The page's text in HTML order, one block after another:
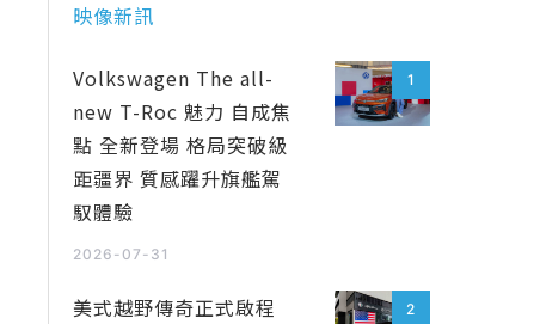
映像新訊
1
Volkswagen The all-
new T-Roc 魅力 自成焦
點 全新登場 格局突破級
距疆界 質感躍升旗艦駕
馭體驗
2026-07-31
2
美式越野傳奇正式啟程